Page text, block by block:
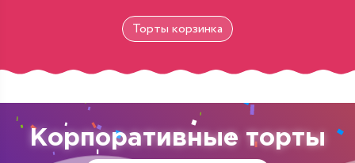
Торты корзинка
Корпоративные торты